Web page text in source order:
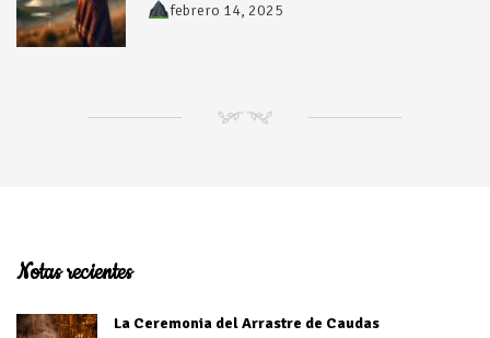
febrero 14, 2025
NM
Notas recientes
La Ceremonia del Arrastre de Caudas